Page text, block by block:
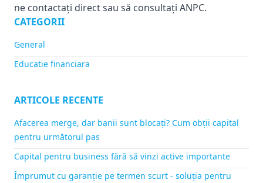
ne contactați direct sau să consultați ANPC.
CATEGORII
General
Educatie financiara
ARTICOLE RECENTE
Afacerea merge, dar banii sunt blocați? Cum obții capital
pentru următorul pas
Capital pentru business fără să vinzi active importante
Împrumut cu garanție pe termen scurt - soluția pentru